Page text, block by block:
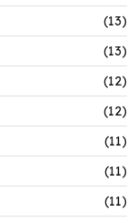
(13)
(13)
(12)
(12)
(11)
(11)
(11)